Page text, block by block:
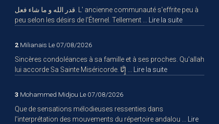
قدر الله و ما شاء فعل. L' ancienne communauté s'effrite peu à
peu selon les désirs de l'Éternel. Tellement ... Lire la suite
2 Milianais Le 07/08/2026
Sincères condoléances à sa famille et à ses proches. Qu'allah
lui accorde Sa Sainte Miséricorde. إِنَّا ... Lire la suite
3 Mohammed Midjou Le 07/08/2026
Que de sensations mélodieuses ressenties dans
l'interprétation des mouvements du répertoire andalou ... Lire